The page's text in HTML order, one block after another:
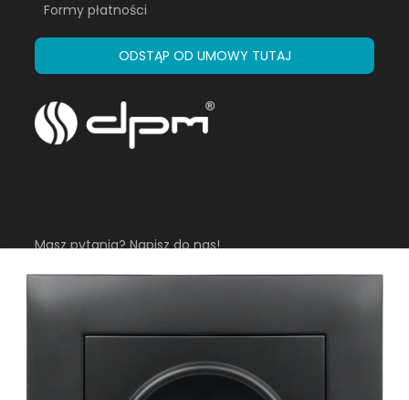
Formy płatności
ODSTĄP OD UMOWY TUTAJ
Masz pytania? Napisz do nas!
sklep@dpm.eu
Infolinia
Pon-Pt 8:00 - 16:00